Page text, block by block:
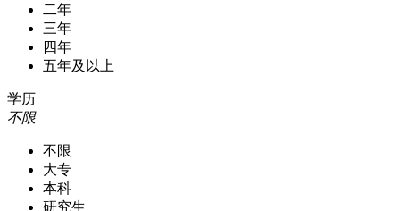
二年
三年
四年
五年及以上
学历
不限
不限
大专
本科
研究生